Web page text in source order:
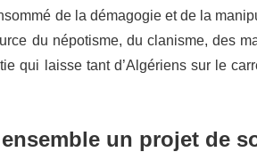
de la démagogie et de la
du népotisme, du clanisme, des
qui laisse tant d’Algériens sur le
un projet de